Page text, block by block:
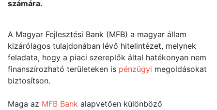
számára.
A Magyar Fejlesztési Bank (MFB) a magyar állam
kizárólagos tulajdonában lévő hitelintézet, melynek
feladata, hogy a piaci szereplők által hatékonyan nem
finanszírozható területeken is pénzügyi megoldásokat
biztosítson.
Maga az MFB Bank alapvetően különböző